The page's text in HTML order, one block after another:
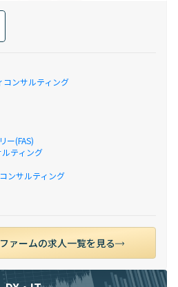
コンサルティング
ー(FAS)
ティング
ンサルティング
ァームの求人一覧を見る